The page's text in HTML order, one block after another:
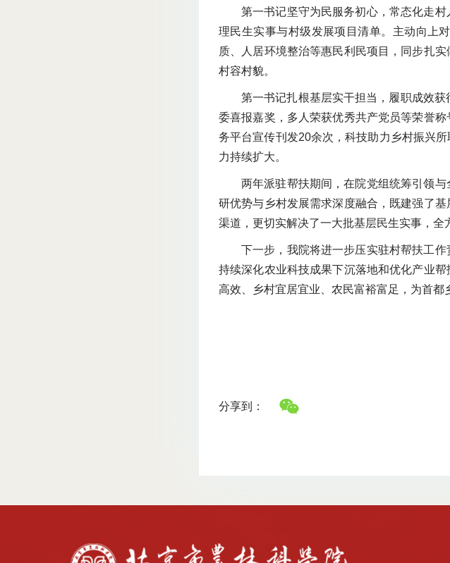
第一书记坚守为民服务初心，常态化走
理民生实事与村级发展项目清单。主动向上
质、人居环境整治等惠民利民项目，同步扎
村容村貌。
第一书记扎根基层实干担当，履职成效
委喜报嘉奖，多人荣获优秀共产党员等荣誉
务平台宣传刊发20余次，科技助力乡村振兴
力持续扩大。
两年派驻帮扶期间，在院党组统筹引领
研优势与乡村发展需求深度融合，既建强了
渠道，更切实解决了一大批基层民生实事，全
下一步，我院将进一步压实驻村帮扶工
持续深化农业科技成果下沉落地和优化产业
高效、乡村宜居宜业、农民富裕富足，为首都
分享到：